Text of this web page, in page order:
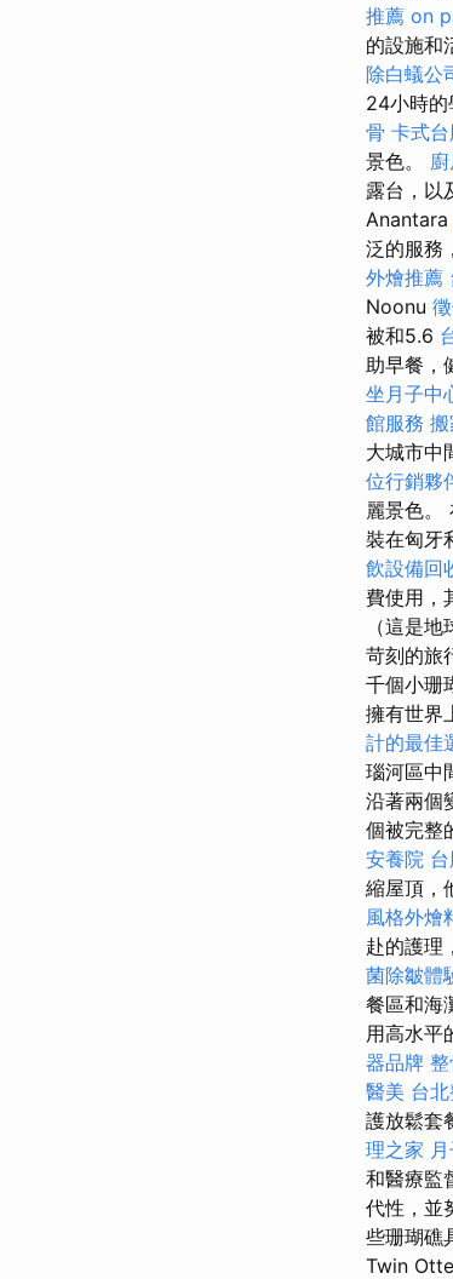
推薦 on
的設施和
除白蟻公
24小時的
骨 卡式
景色。
露台，以
Anantara
泛的服務
外燴推薦
Noonu
被和5.6
助早餐，
坐月子中
館服務
大城市中
位行銷夥
麗景色。
裝在匈牙
飲設備回
費使用，
（這是
苛刻的旅
千個小珊
擁有世界
計的最佳
瑙河區中
沿著兩個
個被完整
安養院
縮屋頂，
風格外燴
赴的護理
菌除皺體
餐區和海
用高水平
器品牌
醫美 台
護放鬆套
理之家
和醫療監
代性，並
些珊瑚礁
Twin